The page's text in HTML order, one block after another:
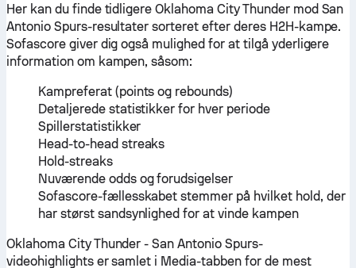
Her kan du finde tidligere Oklahoma City Thunder mod San
Antonio Spurs-resultater sorteret efter deres H2H-kampe.
Sofascore giver dig også mulighed for at tilgå yderligere
information om kampen, såsom:
Kampreferat (points og rebounds)
Detaljerede statistikker for hver periode
Spillerstatistikker
Head-to-head streaks
Hold-streaks
Nuværende odds og forudsigelser
Sofascore-fællesskabet stemmer på hvilket hold, der
har størst sandsynlighed for at vinde kampen
Oklahoma City Thunder - San Antonio Spurs-
videohighlights er samlet i Media-tabben for de mest